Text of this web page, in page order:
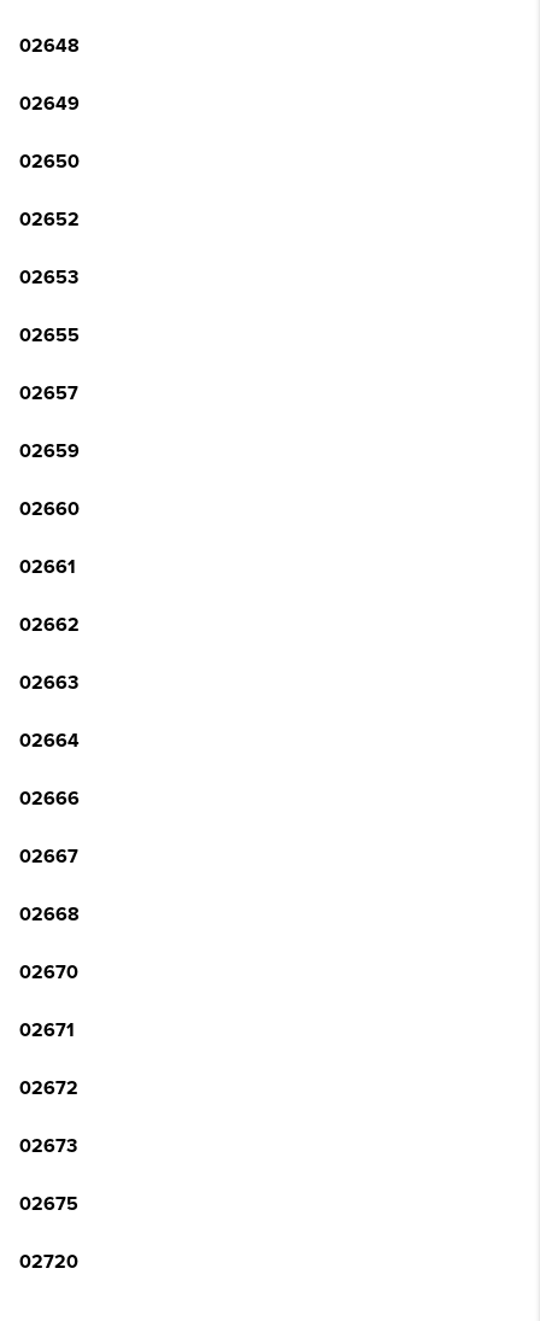
02648
02649
02650
02652
02653
02655
02657
02659
02660
02661
02662
02663
02664
02666
02667
02668
02670
02671
02672
02673
02675
02720